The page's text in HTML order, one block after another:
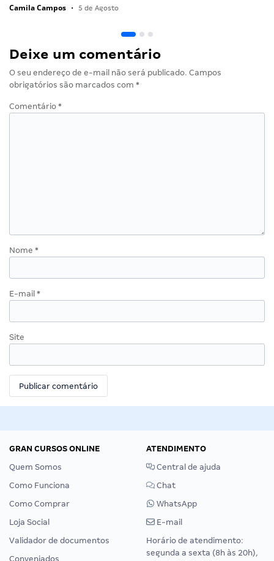
Camila Campos • 5 de Agosto
Deixe um comentário
O seu endereço de e-mail não será publicado. Campos
obrigatórios são marcados com *
Comentário *
Nome *
E-mail *
Site
GRAN CURSOS ONLINE
Quem Somos
Como Funciona
Como Comprar
Loja Social
Validador de documentos
Conveniados
ATENDIMENTO
Central de ajuda
Chat
WhatsApp
E-mail
Horário de atendimento:
segunda a sexta (8h às 20h),